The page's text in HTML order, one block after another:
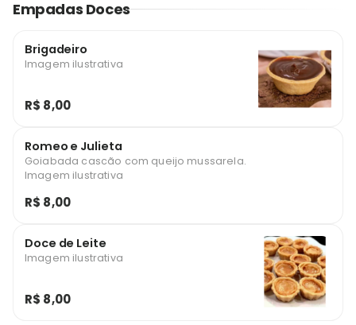
Empadas Doces
Brigadeiro
Imagem ilustrativa
R$ 8,00
Romeo e Julieta
Goiabada cascão com queijo mussarela.
Imagem ilustrativa
R$ 8,00
Doce de Leite
Imagem ilustrativa
R$ 8,00